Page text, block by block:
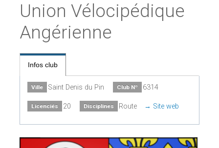
Union Vélocipédique
Angérienne
Infos club
Ville Saint Denis du Pin Club Nº 6314
Licenciés 20 Disciplines Route Site web